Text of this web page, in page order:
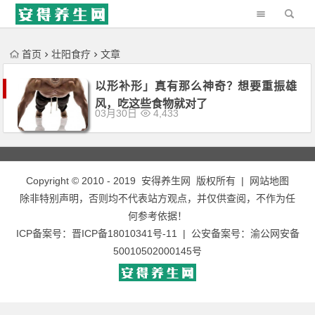
'); })();
首页 壮阳食疗 文章
以形补形」真有那么神奇？想要重振雄
风，吃这些食物就对了
03月30日 4,433
Copyright © 2010 - 2019 安得养生网 版权所有 |
网站地图
除非特别声明，否则均不代表站方观点，并仅供查阅，不作为任
何参考依据！
ICP备案号： 晋ICP备18010341号-11 | 公安备案号： 渝公网安备
50010502000145号